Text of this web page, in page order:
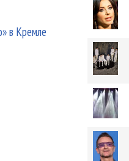
в Кремле